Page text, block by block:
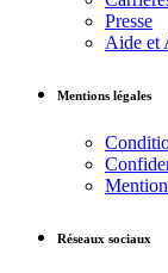
Presse
Aide et
Mentions légales
Réseaux sociaux